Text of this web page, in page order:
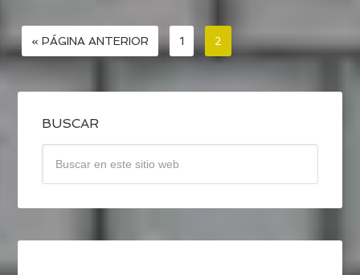
« PÁGINA ANTERIOR 1 2
BUSCAR